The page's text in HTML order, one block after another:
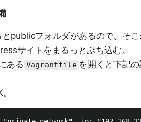
publicフォルダがあるので、そ
サイトをまるっとぶち込む。
ある Vagrantfile を開くと下記